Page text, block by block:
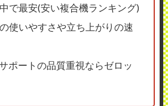
で最安(安い複合機ランキング)
使いやすさや立ち上がりの速
ポートの品質重視ならゼロッ